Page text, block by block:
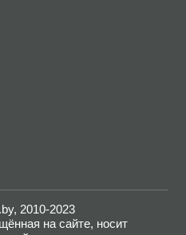
2010-2023
на сайте, носит